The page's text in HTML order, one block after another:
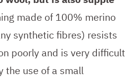
made of 100% merino
synthetic fibres) resists
poorly and is very difficult
the use of a small